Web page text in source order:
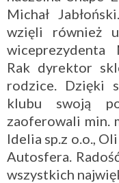
Michał
wzięli również
wiceprezydenta
Rak dyrektor
rodzice. Dzięki
klubu swoją
zaoferowali min.
Idelia sp.z o.o.,
Autosfera.
wszystkich